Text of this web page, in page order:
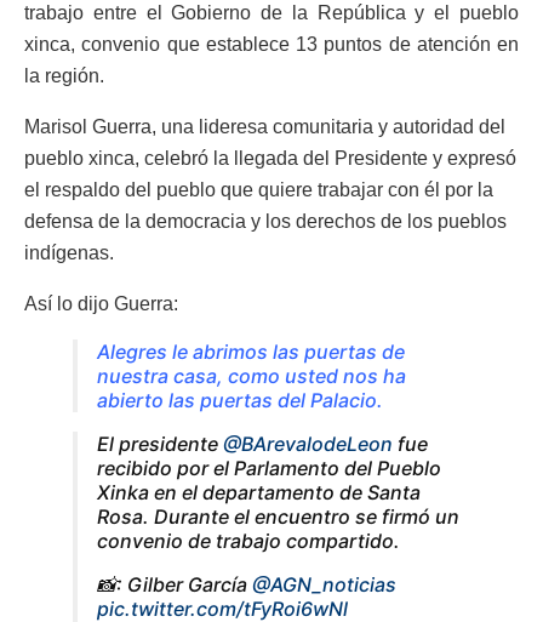
trabajo entre el Gobierno de la República y el pueblo
xinca, convenio que establece 13 puntos de atención en
la región.
Marisol Guerra, una lideresa comunitaria y autoridad del
pueblo xinca, celebró la llegada del Presidente y expresó
el respaldo del pueblo que quiere trabajar con él por la
defensa de la democracia y los derechos de los pueblos
indígenas.
Así lo dijo Guerra:
Alegres le abrimos las puertas de
nuestra casa, como usted nos ha
abierto las puertas del Palacio.
El presidente @BArevalodeLeon fue
recibido por el Parlamento del Pueblo
Xinka en el departamento de Santa
Rosa. Durante el encuentro se firmó un
convenio de trabajo compartido.
📸: Gilber García @AGN_noticias
pic.twitter.com/tFyRoi6wNl